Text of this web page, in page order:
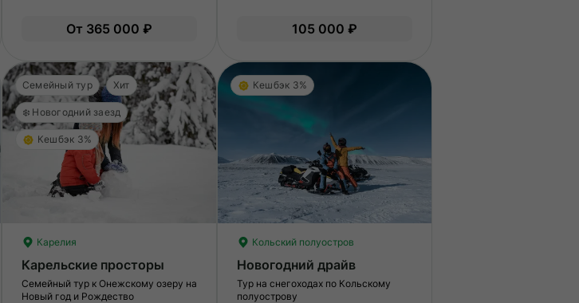
Опыт не нужен.От 365 000 ₽ 105 000 ₽
Семейный тур Хит
❄️ Новогодний заезд
Кешбэк 3%
Карелия
Карельские просторы
Семейный тур к Онежскому озеру на
Новый год и Рождество
Кешбэк 3%
Кольский полуостров
Новогодний драйв
Тур на снегоходах по Кольскому
полуострову